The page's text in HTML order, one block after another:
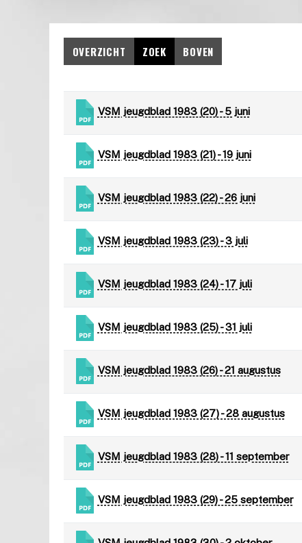
OVERZICHT ZOEK BOVEN
VSM jeugdblad 1983 (20) - 5 juni
VSM jeugdblad 1983 (21) - 19 juni
VSM jeugdblad 1983 (22) - 26 juni
VSM jeugdblad 1983 (23) - 3 juli
VSM jeugdblad 1983 (24) - 17 juli
VSM jeugdblad 1983 (25) - 31 juli
VSM jeugdblad 1983 (26) - 21 augustus
VSM jeugdblad 1983 (27) - 28 augustus
VSM jeugdblad 1983 (28) - 11 september
VSM jeugdblad 1983 (29) - 25 september